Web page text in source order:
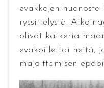
evakkojen
ryssittelystä.
olivat katkeria
evakoille tai heitä,
majoittamisen